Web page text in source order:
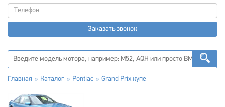
Заказать звонок
Главная Каталог Pontiac Grand Prix купе